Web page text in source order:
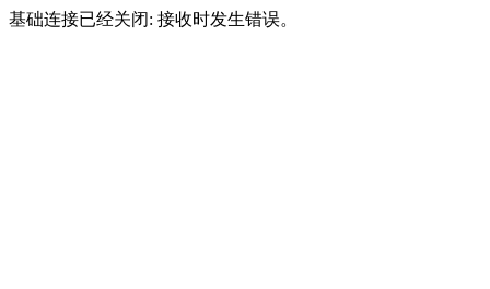
基础连接已经关闭: 接收时发生错误。